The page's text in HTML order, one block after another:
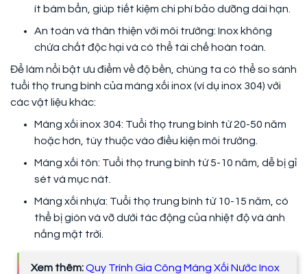
ít bám bẩn, giúp tiết kiệm chi phí bảo dưỡng dài hạn.
An toàn và thân thiện với môi trường: Inox không
chứa chất độc hại và có thể tái chế hoàn toàn.
Để làm nổi bật ưu điểm về độ bền, chúng ta có thể so sánh
tuổi thọ trung bình của máng xối inox (ví dụ inox 304) với
các vật liệu khác:
Máng xối inox 304: Tuổi thọ trung bình từ 20-50 năm
hoặc hơn, tùy thuộc vào điều kiện môi trường.
Máng xối tôn: Tuổi thọ trung bình từ 5-10 năm, dễ bị gỉ
sét và mục nát.
Máng xối nhựa: Tuổi thọ trung bình từ 10-15 năm, có
thể bị giòn và vỡ dưới tác động của nhiệt độ và ánh
nắng mặt trời.
Xem thêm:Quy Trình Gia Công Máng Xối Nước Inox